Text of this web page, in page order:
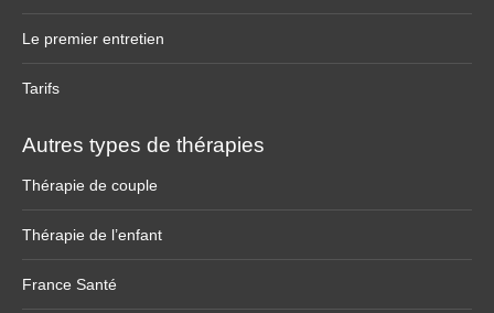
Le premier entretien
Tarifs
Autres types de thérapies
Thérapie de couple
Thérapie de l’enfant
France Santé